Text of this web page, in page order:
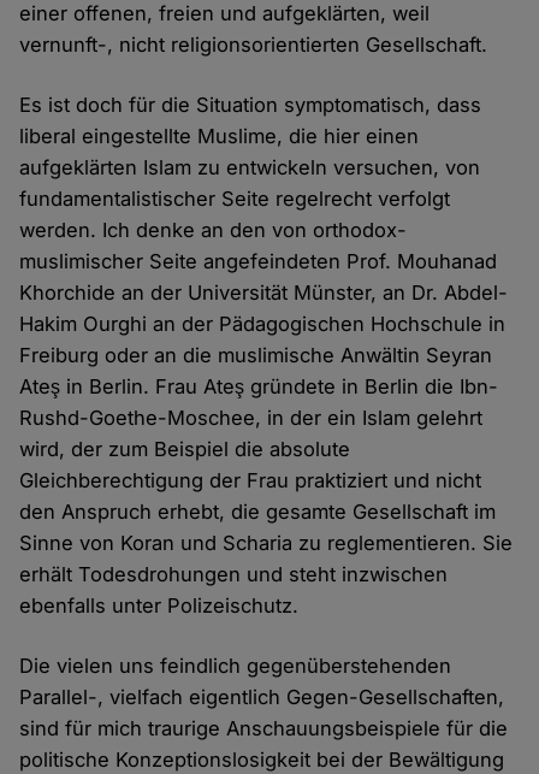
einer offenen, freien und aufgeklärten, weil
vernunft-, nicht religionsorientierten Gesellschaft.
Es ist doch für die Situation symptomatisch, dass
liberal eingestellte Muslime, die hier einen
aufgeklärten Islam zu entwickeln versuchen, von
fundamentalistischer Seite regelrecht verfolgt
werden. Ich denke an den von orthodox-
muslimischer Seite angefeindeten Prof. Mouhanad
Khorchide an der Universität Münster, an Dr. Abdel-
Hakim Ourghi an der Pädagogischen Hochschule in
Freiburg oder an die muslimische Anwältin Seyran
Ateş in Berlin. Frau Ateş gründete in Berlin die Ibn-
Rushd-Goethe-Moschee, in der ein Islam gelehrt
wird, der zum Beispiel die absolute
Gleichberechtigung der Frau praktiziert und nicht
den Anspruch erhebt, die gesamte Gesellschaft im
Sinne von Koran und Scharia zu reglementieren. Sie
erhält Todesdrohungen und steht inzwischen
ebenfalls unter Polizeischutz.
Die vielen uns feindlich gegenüberstehenden
Parallel-, vielfach eigentlich Gegen-Gesellschaften,
sind für mich traurige Anschauungsbeispiele für die
politische Konzeptionslosigkeit bei der Bewältigung